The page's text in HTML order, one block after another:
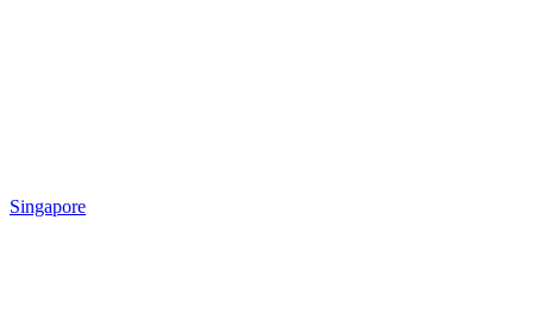
Singapore